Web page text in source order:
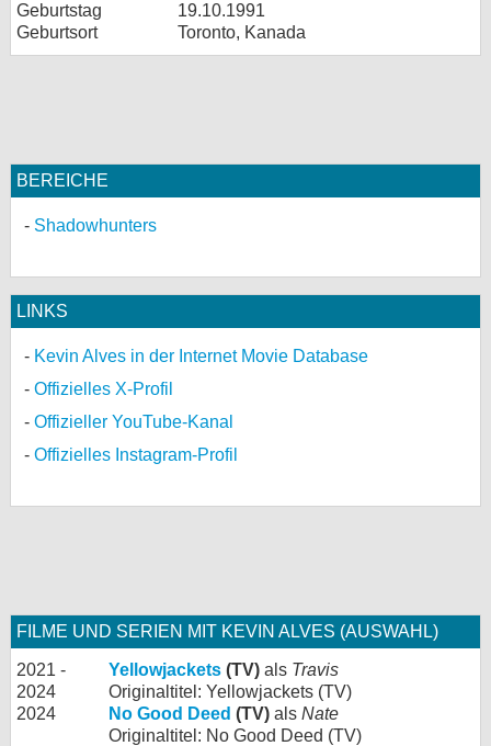
Geburtstag
19.10.1991
Geburtsort
Toronto, Kanada
BEREICHE
Shadowhunters
LINKS
Kevin Alves in der Internet Movie Database
Offizielles X-Profil
Offizieller YouTube-Kanal
Offizielles Instagram-Profil
FILME UND SERIEN MIT KEVIN ALVES (AUSWAHL)
2021 -
2024
Yellowjackets (TV) als Travis
Originaltitel: Yellowjackets (TV)
2024
No Good Deed (TV) als Nate
Originaltitel: No Good Deed (TV)